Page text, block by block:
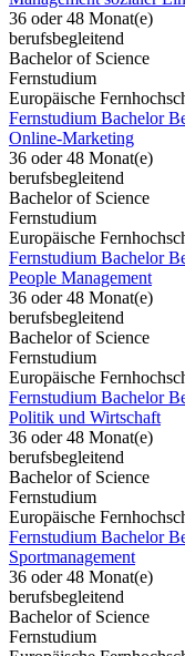
36 oder 48 Monat(e)
berufsbegleitend
Bachelor of Science
Fernstudium
Europäische
Fernstudium Bachelor
Online-Marketing
36 oder 48 Monat(e)
berufsbegleitend
Bachelor of Science
Fernstudium
Europäische
Fernstudium Bachelor
People Management
36 oder 48 Monat(e)
berufsbegleitend
Bachelor of Science
Fernstudium
Europäische
Fernstudium Bachelor
Politik und Wirtschaft
36 oder 48 Monat(e)
berufsbegleitend
Bachelor of Science
Fernstudium
Europäische
Fernstudium Bachelor
Sportmanagement
36 oder 48 Monat(e)
berufsbegleitend
Bachelor of Science
Fernstudium